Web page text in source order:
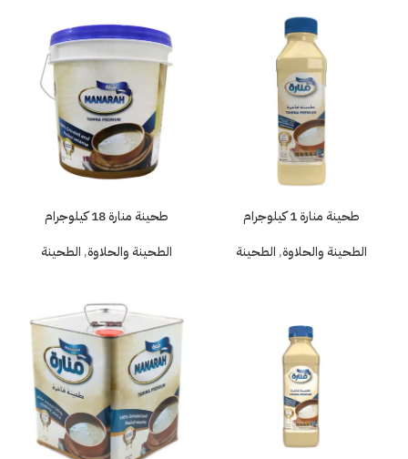
طحينة منارة 1 كيلوجرام
الطحينة والحلاوة, الطحينة
طحينة منارة 18 كيلوجرام
الطحينة والحلاوة, الطحينة